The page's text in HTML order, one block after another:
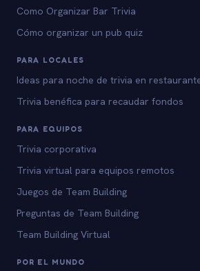
Como Organizar Bar Trivia
Cómo organizar un pub quiz
PARA LOCALES
Ideas para noche de trivia en
Trivia benéfica para recaudar fondos
PARA EQUIPOS
Trivia corporativa
Trivia virtual para equipos remotos
Juegos de Team Building
Preguntas de Team Building
Team Building Virtual
POR EL MUNDO